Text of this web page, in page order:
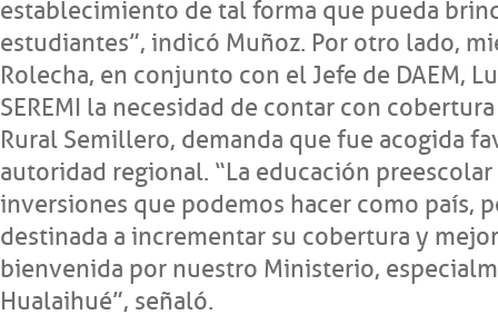
establecimiento de tal forma que pueda
estudiantes”, indicó Muñoz. Por otro lado,
Rolecha, en conjunto con el Jefe de DAEM,
SEREMI la necesidad de contar con
Rural Semillero, demanda que fue acogida
autoridad regional. “La educación
inversiones que podemos hacer como país,
destinada a incrementar su cobertura y
bienvenida por nuestro Ministerio,
Hualaihué”, señaló.